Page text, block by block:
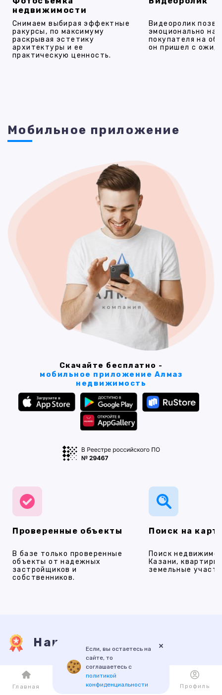
недвижимости
Снимаем выбирая эффектные
ракурсы, по максимуму
раскрывая эстетику
архитектуры и ее
практическую ценность.
Видеоролик
эмоционально
покупателя на
он пришел с
Мобильное приложение
Скачайте бесплатно -
мобильное приложение Алмаз
недвижимость
Проверенные объекты
В базе только проверенные
объекты от надежных
застройщиков и
собственников.
Поиск на
Поиск
Казани,
земельные
Наши услуги
ПРОДАЖА АРЕНДА НОВОСТРОЙКИ ИПОТЕКА
Если, вы остаетесь на
сайте, то
соглашаетесь с
политикой
конфиденциальности
×
Главная Каталог Избранное Профиль